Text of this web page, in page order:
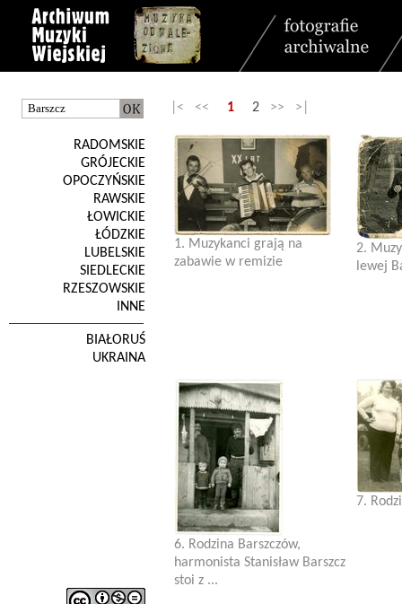
RADOMSKIE
GRÓJECKIE
OPOCZYŃSKIE
RAWSKIE
ŁOWICKIE
ŁÓDZKIE
LUBELSKIE
SIEDLECKIE
RZESZOWSKIE
INNE
BIAŁORUŚ
UKRAINA
|< << 1 2 >> >|
1. Muzykanci grają na
zabawie w remizie
2.
lewej
6. Rodzina Barszczów,
harmonista Stanisław Barszcz
stoi z ...
7.